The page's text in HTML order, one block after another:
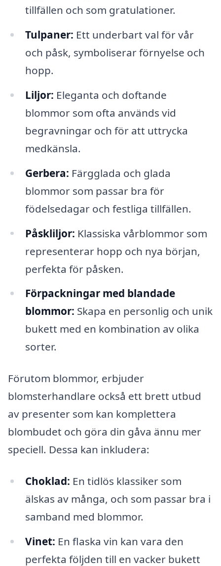
tillfällen och som gratulationer.
Tulpaner: Ett underbart val för vår
och påsk, symboliserar förnyelse och
hopp.
Liljor: Eleganta och doftande
blommor som ofta används vid
begravningar och för att uttrycka
medkänsla.
Gerbera: Färgglada och glada
blommor som passar bra för
födelsedagar och festliga tillfällen.
Påskliljor: Klassiska vårblommor som
representerar hopp och nya början,
perfekta för påsken.
Förpackningar med blandade
blommor: Skapa en personlig och unik
bukett med en kombination av olika
sorter.
Förutom blommor, erbjuder
blomsterhandlare också ett brett utbud
av presenter som kan komplettera
blombudet och göra din gåva ännu mer
speciell. Dessa kan inkludera:
Choklad: En tidlös klassiker som
älskas av många, och som passar bra i
samband med blommor.
Vinet: En flaska vin kan vara den
perfekta följden till en vacker bukett